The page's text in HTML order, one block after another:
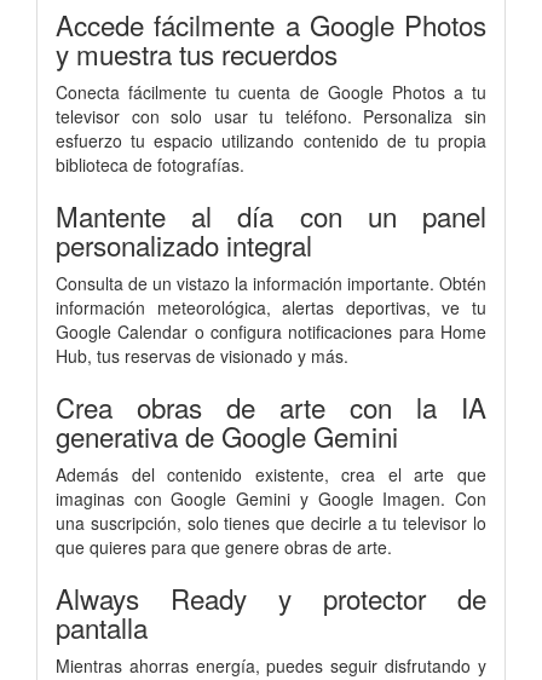
Accede fácilmente a Google Photos
y muestra tus recuerdos
Conecta fácilmente tu cuenta de Google Photos a tu
televisor con solo usar tu teléfono. Personaliza sin
esfuerzo tu espacio utilizando contenido de tu propia
biblioteca de fotografías.
Mantente al día con un panel
personalizado integral
Consulta de un vistazo la información importante. Obtén
información meteorológica, alertas deportivas, ve tu
Google Calendar o configura notificaciones para Home
Hub, tus reservas de visionado y más.
Crea obras de arte con la IA
generativa de Google Gemini
Además del contenido existente, crea el arte que
imaginas con Google Gemini y Google Imagen. Con
una suscripción, solo tienes que decirle a tu televisor lo
que quieres para que genere obras de arte.
Always Ready y protector de
pantalla
Mientras ahorras energía, puedes seguir disfrutando y